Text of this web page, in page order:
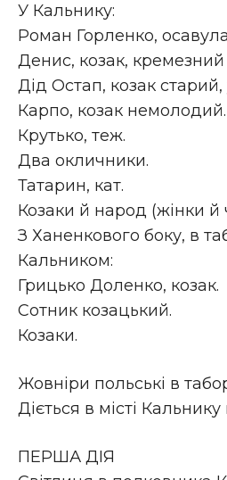
У Кальнику:
Роман Горленко,
Денис, козак, кремезний
Дід Остап, козак старий,
Карпо, козак немолодий.
Крутько, теж.
Два окличники.
Татарин, кат.
Козаки й народ (жінки й
З Ханенкового боку, в
Кальником:
Грицько Доленко, козак.
Сотник козацький.
Козаки.
Жовніри польські в
Діється в місті Кальнику
ПЕРША ДІЯ